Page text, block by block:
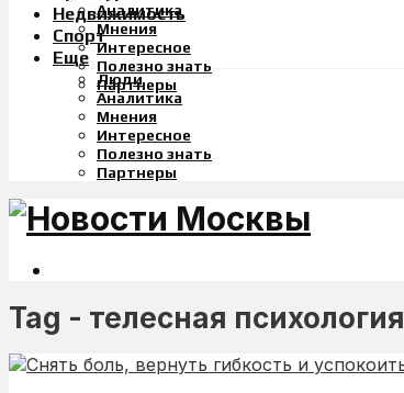
Аналитика
Мнения
Интересное
Полезно знать
Партнеры
Недвижимость
Спорт
Еще
Люди
Аналитика
Мнения
Интересное
Полезно знать
Партнеры
Tag - телесная психология